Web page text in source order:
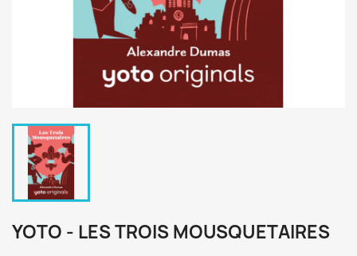
YOTO - LES TROIS MOUSQUETAIRES